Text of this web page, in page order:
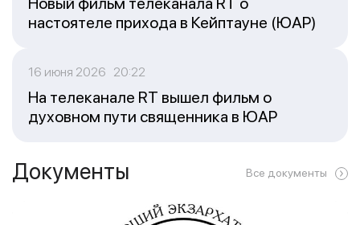
настоятеле прихода в Кейптауне (ЮАР)
16 июня 2026 20:22
На телеканале RT вышел фильм о
духовном пути священника в ЮАР
Документы Все документы